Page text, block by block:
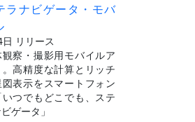
ラナビゲータ・モバ
リリース
観察・撮影用モバイルア
。高精度な計算とリッチ
図表示をスマートフォン
いつでもどこでも、ステ
ゲータ」